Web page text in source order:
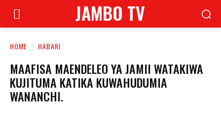
JAMBO TV
HOME HABARI
MAAFISA MAENDELEO YA JAMII WATAKIWA
KUJITUMA KATIKA KUWAHUDUMIA
WANANCHI.